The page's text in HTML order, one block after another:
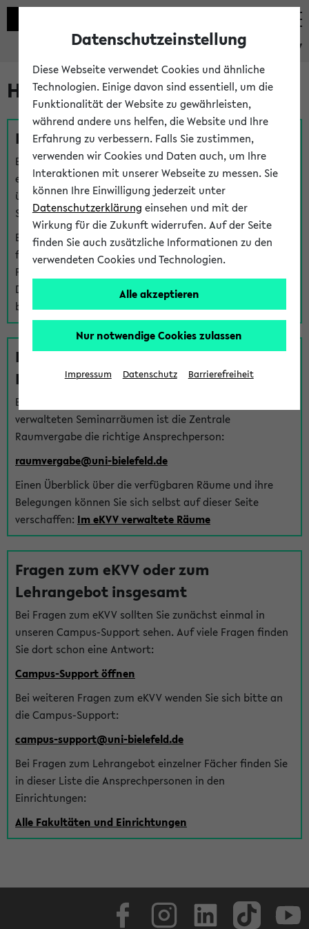
eKVV
Hilfe & Kontakt
Fragen zu einzelnen Veranstaltungen
Bei inhaltlichen und organisatorischen Fragen zu
einzelnen Veranstaltungen finden Sie Ansprechpersonen
über denFragen-Link bei jeder Veranstaltung. Der BIS
Support kann hier meist keine direkte Hilfe leisten.
Bei Veranstaltungen mit eKVV Teilnahmemanagement
finden Sie eine Auskunft über die Personen, die Ihre
Platzzuteilung im eKVV eingetragen haben, auf der
Detailseite zum Teilnahmemanagement der
betreffenden Veranstaltung.
Fragen zu im eKVV verwalteten
Räumen
Bei Fragen zur Vergabe von Hörsälen und vom eKVV
verwalteten Seminarräumen ist die Zentrale
Raumvergabe die richtige Ansprechperson:
raumvergabe@uni-bielefeld.de
Einen Überblick über die verfügbaren Räume und ihre
Belegungen können Sie sich selbst auf dieser Seite
verschaffen: Im eKVV verwaltete Räume
Fragen zum eKVV oder zum
Lehrangebot insgesamt
Bei Fragen zum eKVV sollten Sie zunächst einmal in
unseren Campus-Support sehen. Auf viele Fragen finden
Sie dort schon eine Antwort:
Campus-Support öffnen
Bei weiteren Fragen zum eKVV wenden Sie sich bitte an
die Campus-Support:
campus-support@uni-bielefeld.de
Bei Fragen zum Lehrangebot einzelner Fächer finden Sie
in dieser Liste die Ansprechpersonen in den
Einrichtungen:
Alle Fakultäten und Einrichtungen
Datenschutzeinstellung
Diese Webseite verwendet Cookies und ähnliche
Technologien. Einige davon sind essentiell, um die
Funktionalität der Website zu gewährleisten,
während andere uns helfen, die Website und Ihre
Erfahrung zu verbessern. Falls Sie zustimmen,
verwenden wir Cookies und Daten auch, um Ihre
Interaktionen mit unserer Webseite zu messen. Sie
können Ihre Einwilligung jederzeit unter
Datenschutzerklärung einsehen und mit der
Wirkung für die Zukunft widerrufen. Auf der Seite
finden Sie auch zusätzliche Informationen zu den
verwendeten Cookies und Technologien.
Alle akzeptieren
Nur notwendige Cookies zulassen
Impressum Datenschutz Barrierefreiheit